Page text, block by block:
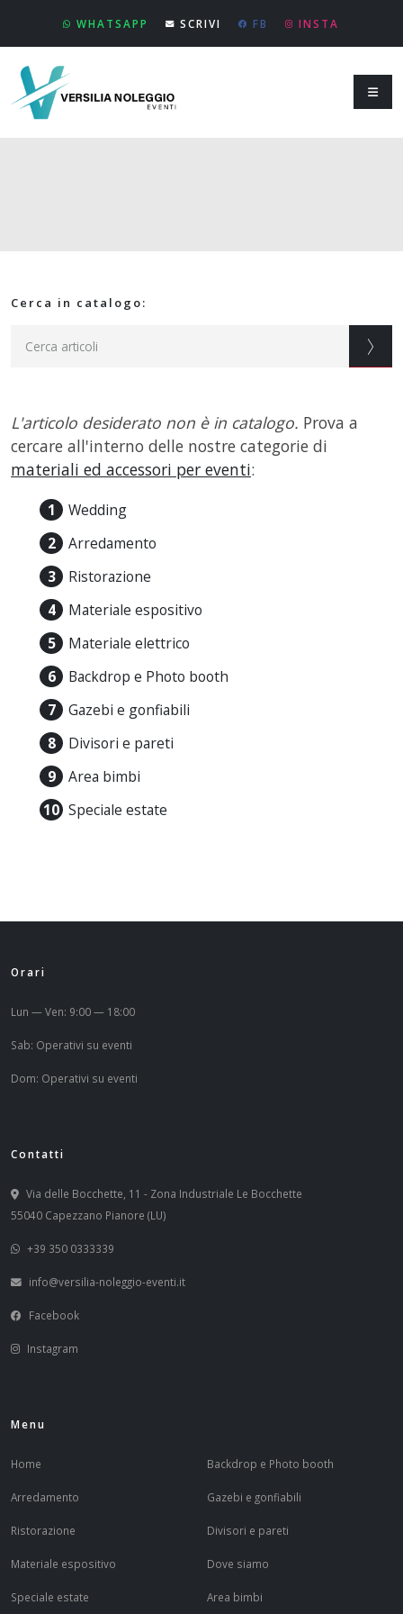
WHATSAPP SCRIVI FB INSTA
Cerca in catalogo:
L'articolo desiderato non è in catalogo. Prova a
cercare all'interno delle nostre categorie di
materiali ed accessori per eventi:
Wedding
Arredamento
Ristorazione
Materiale espositivo
Materiale elettrico
Backdrop e Photo booth
Gazebi e gonfiabili
Divisori e pareti
Area bimbi
Speciale estate
Orari
Lun — Ven: 9:00 — 18:00
Sab: Operativi su eventi
Dom: Operativi su eventi
Contatti
Via delle Bocchette, 11 - Zona Industriale Le Bocchette
55040 Capezzano Pianore (LU)
+39 350 0333339
info@versilia-noleggio-eventi.it
Facebook
Instagram
Menu
Home
Arredamento
Ristorazione
Materiale espositivo
Speciale estate
Backdrop e Photo booth
Gazebi e gonfiabili
Divisori e pareti
Dove siamo
Area bimbi